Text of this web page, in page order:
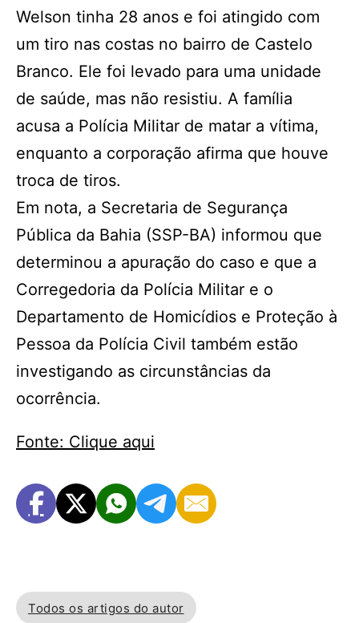
Welson tinha 28 anos e foi atingido com
um tiro nas costas no bairro de Castelo
Branco. Ele foi levado para uma unidade
de saúde, mas não resistiu. A família
acusa a Polícia Militar de matar a vítima,
enquanto a corporação afirma que houve
troca de tiros.
Em nota, a Secretaria de Segurança
Pública da Bahia (SSP-BA) informou que
determinou a apuração do caso e que a
Corregedoria da Polícia Militar e o
Departamento de Homicídios e Proteção à
Pessoa da Polícia Civil também estão
investigando as circunstâncias da
ocorrência.
Fonte: Clique aqui
Todos os artigos do autor